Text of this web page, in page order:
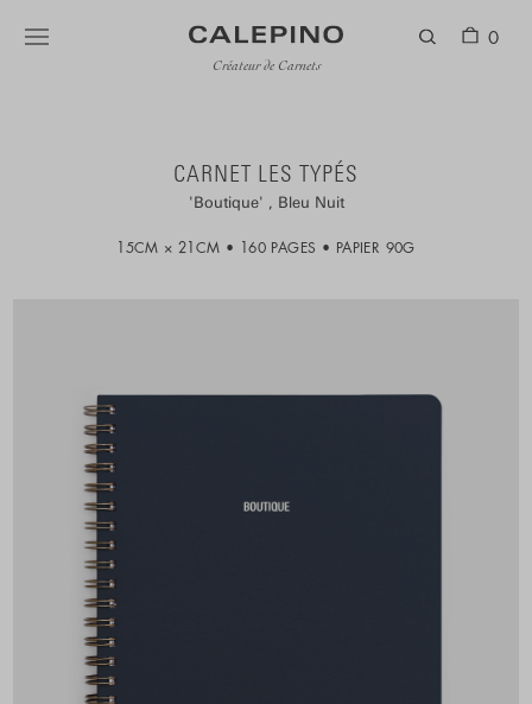
Créateur de Carnets
0
CARNET LES TYPÉS
Boutique Bleu Nuit
15CM × 21CM 160 PAGES PAPIER 90G